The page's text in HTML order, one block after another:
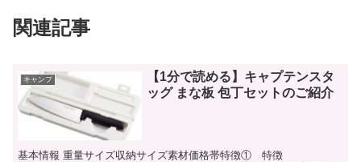
関連記事
キャンプ
【1分で読める】キャプテンスタ
ッグ まな板 包丁セットのご紹介
基本情報 重量サイズ収納サイズ素材価格帯特徴① 特徴